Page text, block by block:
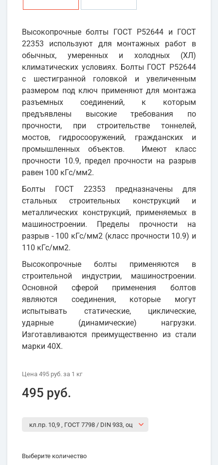
Высокопрочные болты ГОСТ Р52644 и ГОСТ
22353 используют для монтажных работ в
обычных, умеренных и холодных (ХЛ)
климатических условиях. Болты ГОСТ Р52644
с шестигранной головкой и увеличенным
размером под ключ применяют для монтажа
разъемных соединений, к которым
предъявлены высокие требования по
прочности, при строительстве тоннелей,
мостов, гидросооружений, гражданских и
промышленных объектов. Имеют класс
прочности 10.9, предел прочности на разрыв
равен 100 кГс/мм2.
Болты ГОСТ 22353 предназначены для
стальных строительных конструкций и
металлических конструкций, применяемых в
машиностроении. Пределы прочности на
разрыв - 100 кГс/мм2 (класс прочности 10.9) и
110 кГс/мм2.
Высокопрочные болты применяются в
строительной индустрии, машиностроении.
Основной сферой применения болтов
являются соединения, которые могут
испытывать статические, циклические,
ударные (динамические) нагрузки.
Изготавливаются преимущественно из стали
марки 40Х.
Цена 495 руб. за 1 кг
495 руб.
Выберите количество